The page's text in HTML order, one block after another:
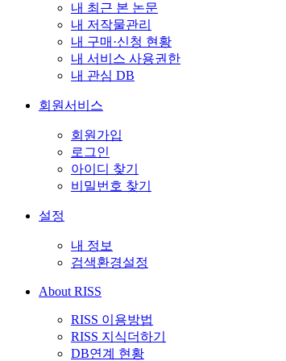
내 최근 본 논문
내 저작물관리
내 구매·신청 현황
내 서비스 사용권한
내 관심 DB
회원서비스
회원가입
로그인
아이디 찾기
비밀번호 찾기
설정
내 정보
검색환경설정
About RISS
RISS 이용방법
RISS 지식더하기
DB연계 현황